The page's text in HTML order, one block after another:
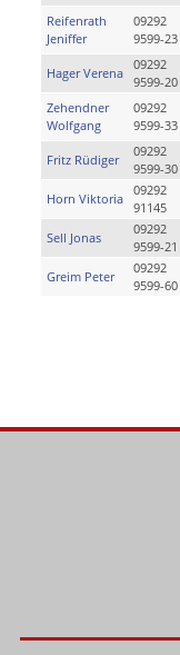
Reifenrath
Jeniffer
09292
9599-23
Hager Verena
09292
9599-20
Zehendner
Wolfgang
09292
9599-33
Fritz Rüdiger
09292
9599-30
Horn Viktoria
09292
91145
Sell Jonas
09292
9599-21
Greim Peter
09292
9599-60